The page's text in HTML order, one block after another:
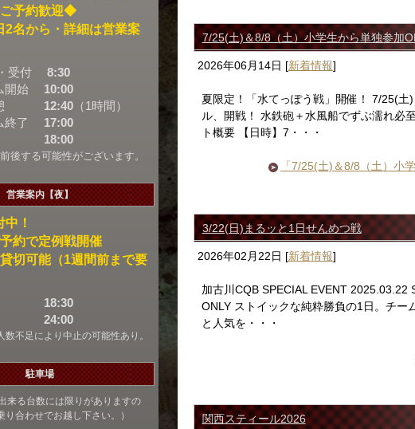
7/25(土)＆8/8（土）小学生から単独参加
2026年06月14日 [新着情報]
夏限定！「水てっぽう戦」開催！ 7/25(
ル、開戦！ 水鉄砲＋水風船でずぶ濡れ必
ト概要 【日時】7・・・
「7/25(土)＆8/8（土）小
3/22(日)まるッと1日せんめつ戦
2026年02月22日 [新着情報]
加古川CQB SPECIAL EVENT
ONLY ストイックな純粋勝負の1日。チー
と人気を・・・
関西スティール2026
予約歓迎◆
2名から・詳細は営業案
受付 8:30
開始
10:00
12:40 （1時間）
終了
17:00
18:00
後する可能性がございます。
営業案内【夜】
！
約で定例戦開催
切可能（1週間前まで要
18:30
24:00
数不足により中止の可能性あり。
駐車場
来る台数には限りがありますの
り合わせでお越し下さい。）